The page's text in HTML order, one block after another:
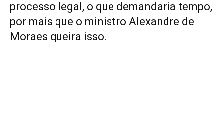
processo legal, o que demandaria tempo,
por mais que o ministro Alexandre de
Moraes queira isso.